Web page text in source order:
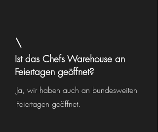
Ist das Chefs Warehouse an
Feiertagen geöffnet?
Ja, wir haben auch an bundesweiten
Feiertagen geöffnet.